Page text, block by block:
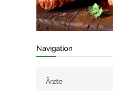
Navigation
Ärzte